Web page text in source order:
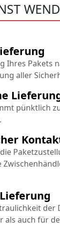
pünktlich
Ihres Pakets
aller
der
als auch für